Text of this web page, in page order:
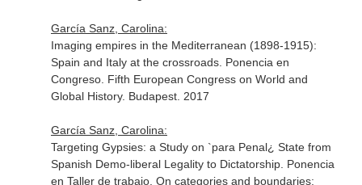
García Sanz, Carolina:
Imaging empires in the Mediterranean (1898-1915):
Spain and Italy at the crossroads. Ponencia en
Congreso. Fifth European Congress on World and
Global History. Budapest. 2017
García Sanz, Carolina:
Targeting Gypsies: a Study on `para Penal¿ State from
Spanish Demo-liberal Legality to Dictatorship. Ponencia
en Taller de trabajo. On categories and boundaries: